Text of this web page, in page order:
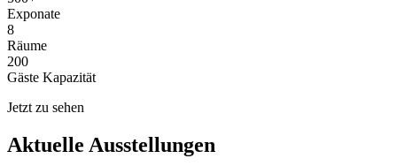
Exponate
8
Räume
200
Gäste Kapazität
Jetzt zu sehen
Aktuelle Ausstellungen